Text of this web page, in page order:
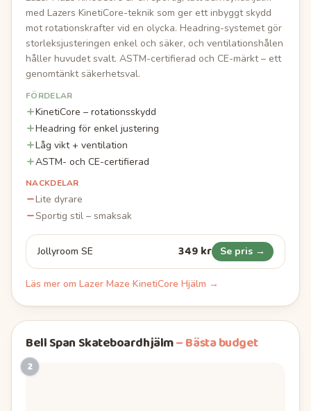
med Lazers KinetiCore-teknik som ger ett inbyggt skydd
mot rotationskrafter vid en olycka. Headring-systemet gör
storleksjusteringen enkel och säker, och ventilationshålen
håller huvudet svalt. ASTM-certifierad och CE-märkt – ett
genomtänkt säkerhetsval.
FÖRDELAR
KinetiCore – rotationsskydd
Headring för enkel justering
Låg vikt + ventilation
ASTM- och CE-certifierad
NACKDELAR
Lite dyrare
Sportig stil – smaksak
Jollyroom SE 349 kr Se pris →
Läs mer om Lazer Maze KinetiCore Hjälm →
Bell Span Skateboardhjälm–Bästa budget
2